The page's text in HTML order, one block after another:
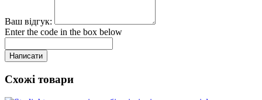
Ваш відгук:
Enter the code in the box below
Написати
Схожі товари